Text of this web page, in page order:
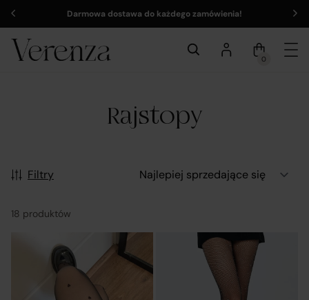
Darmowa dostawa do każdego zamówienia!
0
Rajstopy
Filtry
18 produktów